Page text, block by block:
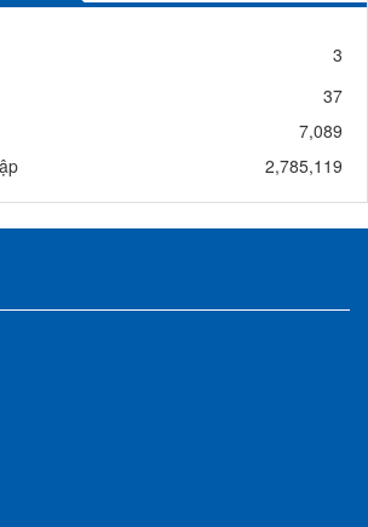
3
37
7,089
2,785,119